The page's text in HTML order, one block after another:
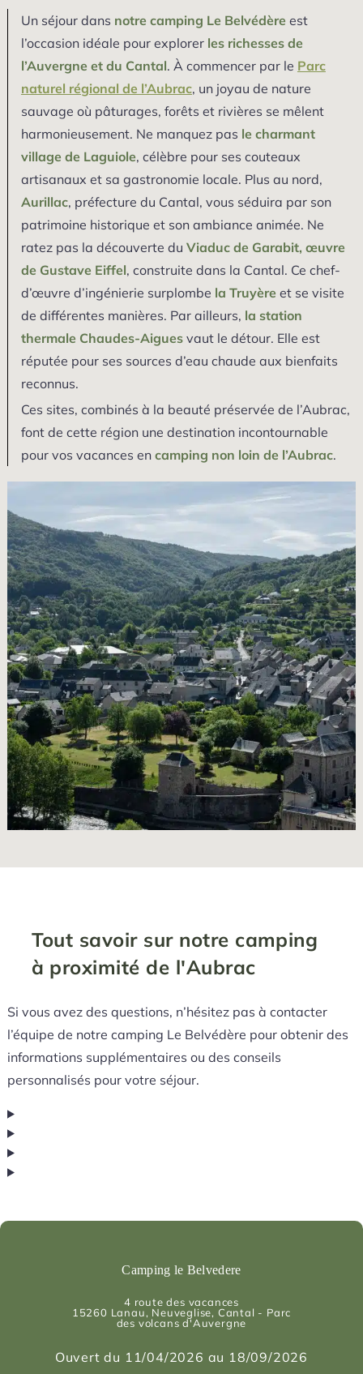
Un séjour dans notre camping Le Belvédère est
l’occasion idéale pour explorer les richesses de
l’Auvergne et du Cantal. À commencer par le Parc
naturel régional de l’Aubrac, un joyau de nature
sauvage où pâturages, forêts et rivières se mêlent
harmonieusement. Ne manquez pas le charmant
village de Laguiole, célèbre pour ses couteaux
artisanaux et sa gastronomie locale. Plus au nord,
Aurillac, préfecture du Cantal, vous séduira par son
patrimoine historique et son ambiance animée. Ne
ratez pas la découverte du Viaduc de Garabit, œuvre
de Gustave Eiffel, construite dans la Cantal. Ce chef-
d’œuvre d’ingénierie surplombe la Truyère et se visite
de différentes manières. Par ailleurs, la station
thermale Chaudes-Aiguesvaut le détour. Elle est
réputée pour ses sources d’eau chaude aux bienfaits
reconnus.
Ces sites, combinés à la beauté préservée de l’Aubrac,
font de cette région une destination incontournable
pour vos vacances en camping non loin de l’Aubrac.
Tout savoir sur notre camping
à proximité de l'Aubrac
Si vous avez des questions, n’hésitez pas à contacter
l’équipe de notre camping Le Belvédère pour obtenir des
informations supplémentaires ou des conseils
personnalisés pour votre séjour.
Camping le Belvedere
4 route des vacances
15260 Lanau, Neuveglise, Cantal - Parc
des volcans d'Auvergne
Ouvert du 11/04/2026 au 18/09/2026